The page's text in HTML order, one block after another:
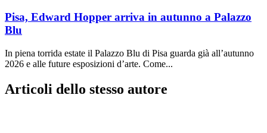
Pisa, Edward Hopper arriva in autunno a Palazzo
Blu
In piena torrida estate il Palazzo Blu di Pisa guarda già all’autunno
2026 e alle future esposizioni d’arte. Come...
Articoli dello stesso autore